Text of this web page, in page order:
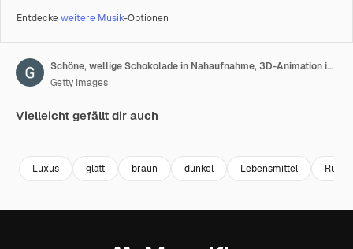
Entdeckeweitere Musik-Optionen
Schöne, wellige Schokolade in Nahaufnahme, 3D-Animation in Zeitlupe als Endlosschleife. Realistische, schokoladenbraune Paste, rotierende Makroaufnahme in Endlosschleife.
Getty Images
Vielleicht gefällt dir auch
Luxus glatt braun dunkel Lebensmittel